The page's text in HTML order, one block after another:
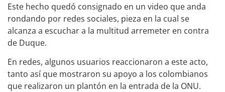
Este hecho quedó consignado en un video que anda
rondando por redes sociales, pieza en la cual se
alcanza a escuchar a la multitud arremeter en contra
de Duque.
En redes, algunos usuarios reaccionaron a este acto,
tanto así que mostraron su apoyo a los colombianos
que realizaron un plantón en la entrada de la ONU.